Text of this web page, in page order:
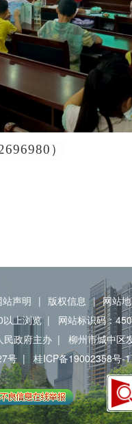
）
站声明 | 版权信息 | 网站
以上浏览 |
网站标识码：
民政府主办 |
柳州市城中区
号 | 桂ICP备19002358号-1